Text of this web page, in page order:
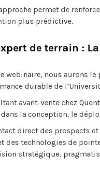
permet de
plus prédictive.
de terrain :
webinaire, nous aurons
durable de
avant-vente chez
la conception, le
direct des prospects
des technologies de
stratégique,